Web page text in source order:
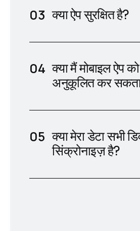
क्या ऐप सुरक्षित है?
क्या मैं मोबाइल ऐप को
अनुकूलित कर
क्या मेरा डेटा सभी
सिंक्रोनाइज़ है?